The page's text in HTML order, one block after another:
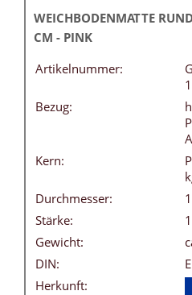
WEICHBODENMATTE
CM - PINK
Artikelnummer:
Bezug:
Kern:
Durchmesser:
Stärke:
Gewicht:
DIN:
Herkunft: